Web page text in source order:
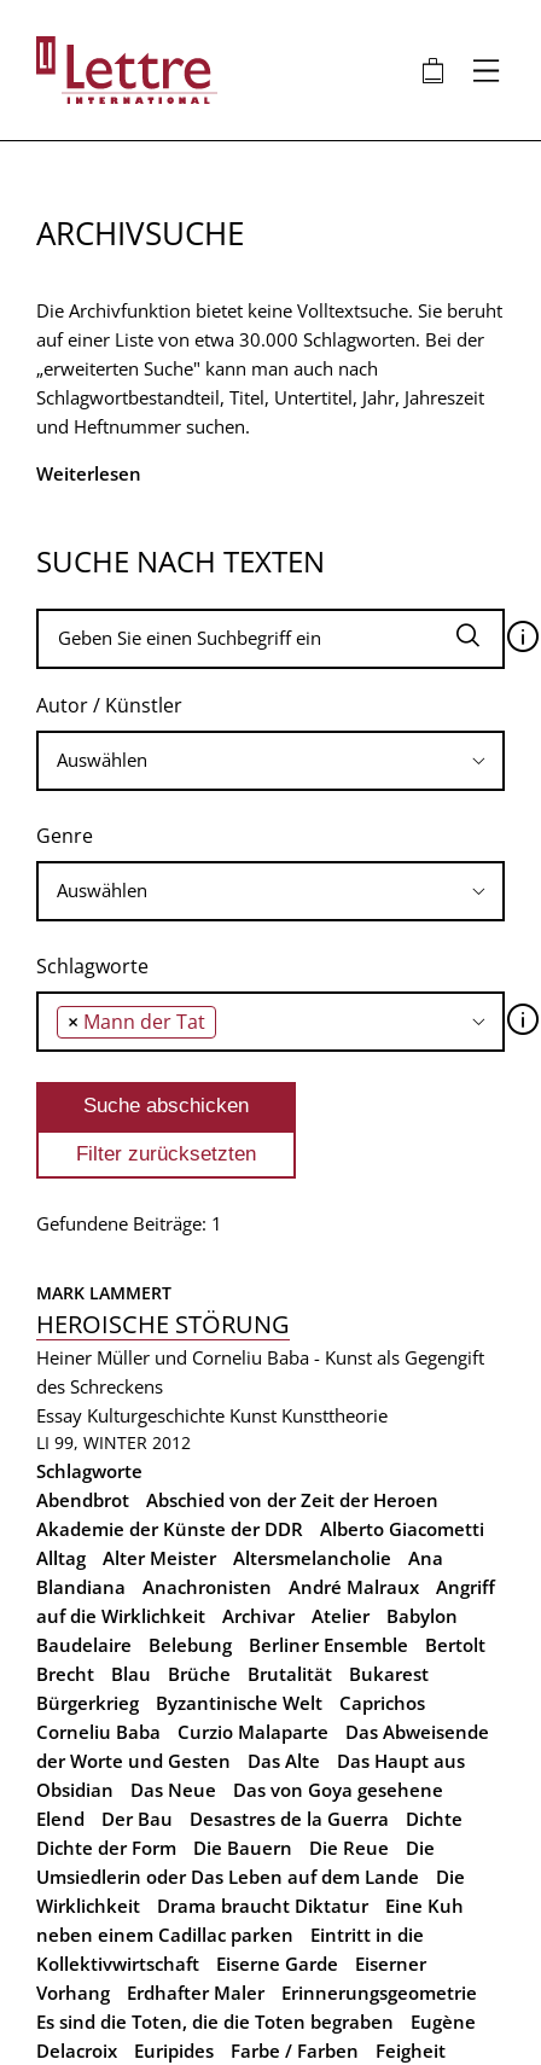
Inhalt
🛍 ⋮
ARCHIVSUCHE
Die Archivfunktion bietet keine Volltextsuche. Sie beruht
auf einer Liste von etwa 30.000 Schlagworten. Bei der
„erweiterten Suche" kann man auch nach
Schlagwortbestandteil, Titel, Untertitel, Jahr, Jahreszeit
und Heftnummer suchen.
Weiterlesen
SUCHE NACH TEXTEN
🛈
Autor / Künstler
Genre
Schlagworte
× Mann der Tat 🛈
Gefundene Beiträge: 1
MARK LAMMERT
HEROISCHE STÖRUNG
Heiner Müller und Corneliu Baba - Kunst als Gegengift
des Schreckens
Essay Kulturgeschichte Kunst Kunsttheorie
LI 99, WINTER 2012
Schlagworte
Abendbrot
Abschied von der Zeit der Heroen
Akademie der Künste der DDR
Alberto Giacometti
Alltag
Alter Meister Altersmelancholie
Ana
Blandiana
Anachronisten André Malraux
Angriff
auf die Wirklichkeit
Archivar Atelier
Babylon
Baudelaire
Belebung Berliner Ensemble
Bertolt
Brecht
Blau Brüche Brutalität
Bukarest
Bürgerkrieg
Byzantinische Welt
Caprichos
Corneliu Baba
Curzio Malaparte
Das Abweisende
der Worte und Gesten
Das Alte
Das Haupt aus
Obsidian
Das Neue
Das von Goya gesehene
Elend
Der Bau Desastres de la Guerra
Dichte
Dichte der Form
Die Bauern Die Reue
Die
Umsiedlerin oder Das Leben auf dem Lande
Die
Wirklichkeit
Drama braucht Diktatur
Eine Kuh
neben einem Cadillac parken
Eintritt in die
Kollektivwirtschaft
Eiserne Garde
Eiserner
Vorhang
Erdhafter Maler
Erinnerungsgeometrie
Es sind die Toten, die die Toten begraben
Eugène
Delacroix
Euripides Farbe / Farben
Feigheit